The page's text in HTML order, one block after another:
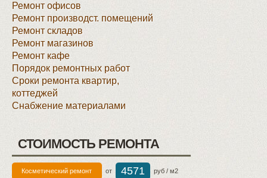
Ремонт офисов
Ремонт производст. помещений
Ремонт складов
Ремонт магазинов
Ремонт кафе
Порядок ремонтных работ
Сроки ремонта квартир,
коттеджей
Снабжение материалами
СТОИМОСТЬ РЕМОНТА
Косметический ремонт от 4571 руб / м2